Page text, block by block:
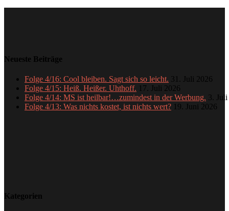
Neueste Beiträge
Folge 4/16: Cool bleiben. Sagt sich so leicht. 31. Juli 2026
Folge 4/15: Heiß. Heißer. Uhthoff. 17. Juli 2026
Folge 4/14: MS ist heilbar!…zumindest in der Werbung. 3.
Folge 4/13: Was nichts kostet, ist nichts wert? 19. Juni 2026
Kategorien